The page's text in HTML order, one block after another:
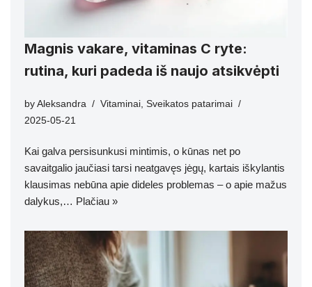
Magnis vakare, vitaminas C ryte:
rutina, kuri padeda iš naujo atsikvėpti
by Aleksandra Vitaminai, Sveikatos patarimai
2025-05-21
Kai galva persisunkusi mintimis, o kūnas net po
savaitgalio jaučiasi tarsi neatgavęs jėgų, kartais iškylantis
klausimas nebūna apie dideles problemas – o apie mažus
dalykus,… Plačiau »